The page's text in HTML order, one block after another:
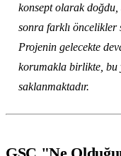
konsept olarak doğdu,
sonra farklı öncelikler
Projenin gelecekte
korumakla birlikte, bu
saklanmaktadır.